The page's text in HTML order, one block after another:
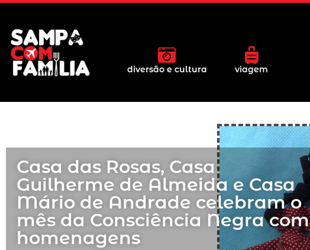
diversão e cultura viagem
Casa das Rosas, Casa
Guilherme de Almeida e Casa
Mário de Andrade celebram o
mês da Consciência Negra com
homenagens